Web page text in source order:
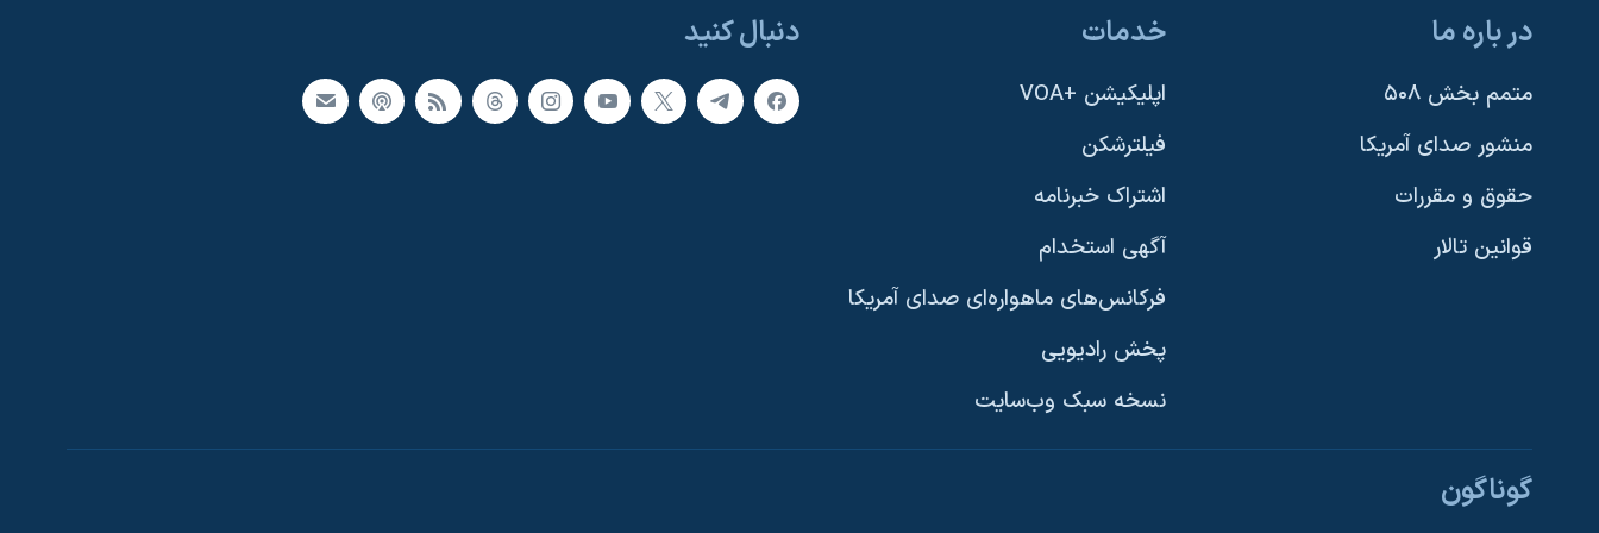
دنبال کنید
دنبال کنید در باره ما
متمم بخش ۵۰۸
منشور صدای آمریکا
حقوق و مقررات
قوانین تالار
خدمات
اپلیکیشن +VOA
فیلترشکن
اشتراک خبرنامه
آگهی استخدام
فرکانس‌های ماهواره‌ای صدای آمریکا
پخش رادیویی
نسخه سبک وب‌سایت
گوناگون